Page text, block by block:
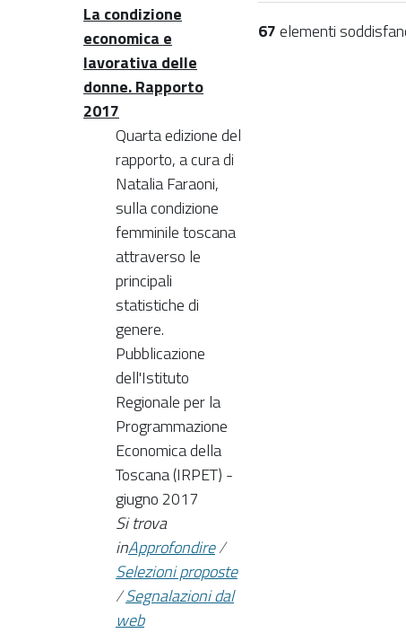
67elementi
La condizione
economica e
lavorativa delle
donne. Rapporto
2017
Quarta edizione del
rapporto, a cura di
Natalia Faraoni,
sulla condizione
femminile toscana
attraverso le
principali
statistiche di
genere.
Pubblicazione
dell'Istituto
Regionale per la
Programmazione
Economica della
Toscana (IRPET) -
giugno 2017
Si trova
inApprofondire/
Selezioni proposte
/Segnalazioni dal
web